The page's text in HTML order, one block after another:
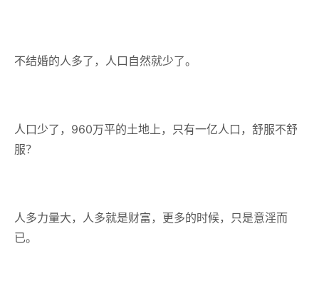
不结婚的人多了，人口自然就少了。
人口少了，960万平的土地上，只有一亿人口，舒服不舒
服？
人多力量大，人多就是财富，更多的时候，只是意淫而
已。